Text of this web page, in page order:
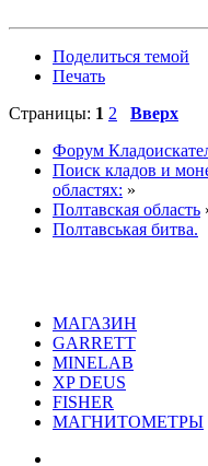
Поделиться темой
Печать
Страницы: 1 2
Вверх
Форум
Поиск кладов и
областях: »
Полтавская область
Полтавськая битва.
МАГАЗИН
GARRETT
MINELAB
XP DEUS
FISHER
МАГНИТОМЕТРЫ